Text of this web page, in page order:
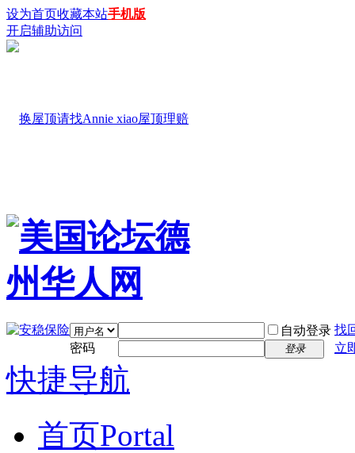
设为首页收藏本站手机版
开启辅助访问
自动登录 找
密码
登录 立
快捷导航
首页Portal